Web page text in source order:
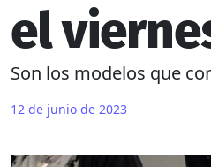
el
Son los modelos que
12 de junio de 2023